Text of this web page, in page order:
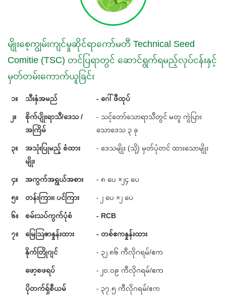
မျိုးစေ့ကျွမ်းကျင်မှုဆိုင်ရာကော်မတီ Technical Seed
Comitie (TSC) တင်ပြရာတွင် ဆောင်ရွက်ရမည့်လုပ်ငန်းနှင့်
မှတ်တမ်းကောက်ယူခြင်း
၁။ သီးနှံအမည် - ဂေါ်ဖီထုပ်
၂။
စိုက်ပျိုးရာသီ/ဒေသ /
အကြိမ်
- သင့်တော်သောရာသီတွင် မတူ ကွဲပြား
သောဒေသ ၃ ခု
၃။
အသုံးပြုမည့် စံထား
မျိုး
- ဒေသမျိုး (သို့) မှတ်ပုံတင် ထားသောမျိုး
၄။ အကွက်အရွယ်အစား - ၈ ပေ ×၂၄ ပေ
၅။ တန်းကြား၊ ပင်ကြား - ၂ ပေ ×၂ ပေ
၆။ စမ်းသပ်ကွက်ပုံစံ - RCB
၇။ မြေသြဇာနှုန်းထား - တစ်ဧကနှုန်းထား
နိုက်တြိုဂျင် - ၃၂.၈၆ ကီလိုဂရမ်/ဧက
ဖော့စဖရပ် - ၂၀.၀၉ ကီလိုဂရမ်/ဧက
ပိုတက်ရှ်စီယမ် - ၃၇.၅ ကီလိုဂရမ်/ဧက